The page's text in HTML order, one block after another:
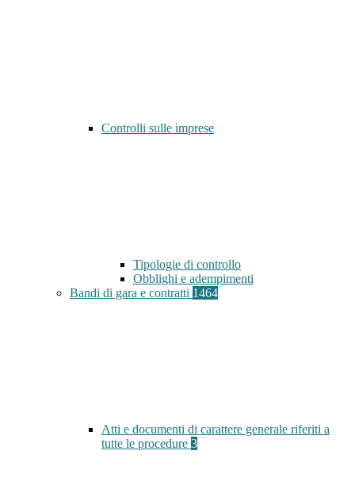
Controlli sulle imprese
Tipologie di controllo
Obblighi e adempimenti
Bandi di gara e contratti 1464
Atti e documenti di carattere generale riferiti a
tutte le procedure 3